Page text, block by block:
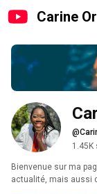
Carine
1.45K
Bienvenue sur ma
actualité, mais aussi